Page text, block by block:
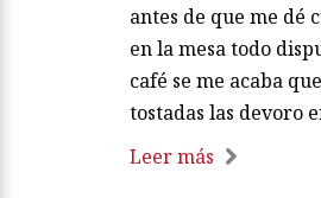
antes de que me dé
en la mesa todo
café se me acaba
tostadas las devoro
Leer más